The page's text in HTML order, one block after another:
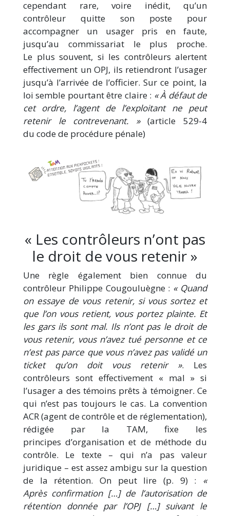
cependant rare, voire inédit, qu’un
contrôleur quitte son poste pour
accompagner un usager pris en faute,
jusqu’au commissariat le plus proche.
Le plus souvent, si les contrôleurs alertent
effectivement un OPJ, ils retiendront l’usager
jusqu’à l’arrivée de l’officier. Sur ce point, la
loi semble pourtant être claire : « À défaut de
cet ordre, l’agent de l’exploitant ne peut
retenir le contrevenant. »(article 529-4
du code de procédure pénale)
« Les contrôleurs n’ont pas
le droit de vous retenir »
Une règle également bien connue du
contrôleur Philippe Cougouluègne : « Quand
on essaye de vous retenir, si vous sortez et
que l’on vous retient, vous portez plainte. Et
les gars ils sont mal. Ils n’ont pas le droit de
vous retenir, vous n’avez tué personne et ce
n’est pas parce que vous n’avez pas validé un
ticket qu’on doit vous retenir ». Les
contrôleurs sont effectivement « mal » si
l’usager a des témoins prêts à témoigner. Ce
qui n’est pas toujours le cas. La convention
ACR (agent de contrôle et de réglementation),
rédigée par la TAM, fixe les
principes d’organisation et de méthode du
contrôle. Le texte – qui n’a pas valeur
juridique – est assez ambigu sur la question
de la rétention. On peut lire (p. 9) : «
Après confirmation […] de l’autorisation de
rétention donnée par l’OPJ […] suivant le